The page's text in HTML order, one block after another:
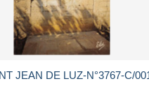
JEAN DE LUZ-N°3767-C/